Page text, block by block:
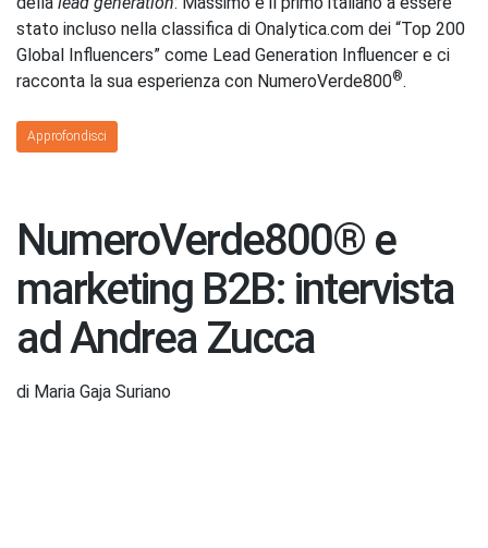
stato incluso nella classifica di Onalytica.com dei “Top 200
Global Influencers” come Lead Generation Influencer e ci
racconta la sua esperienza con NumeroVerde800®.
Approfondisci
NumeroVerde800® e
marketing B2B: intervista
ad Andrea Zucca
di Maria Gaja Suriano